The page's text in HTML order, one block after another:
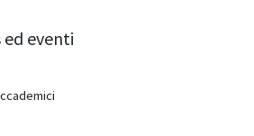
ed eventi